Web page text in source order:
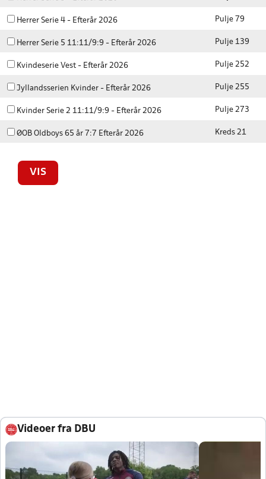
Herrer Serie 4 - Efterår 2026 Pulje 79
Herrer Serie 5 11:11/9:9 - Efterår 2026 Pulje 139
Kvindeserie Vest - Efterår 2026 Pulje 252
Jyllandsserien Kvinder - Efterår 2026 Pulje 255
Kvinder Serie 2 11:11/9:9 - Efterår 2026 Pulje 273
ØOB Oldboys 65 år 7:7 Efterår 2026 Kreds 21
VIS
Videoer fra DBU